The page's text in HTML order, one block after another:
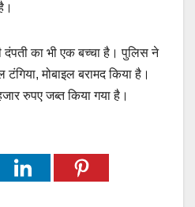
दंपती का भी एक बच्चा है। पुलिस ने
मोबाइल बरामद किया है।
रुपए जब्त किया गया है।